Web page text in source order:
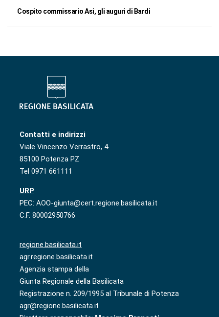
Cospito commissario Asi, gli auguri di Bardi
Contatti e indirizzi
Viale Vincenzo Verrastro, 4
85100 Potenza PZ
Tel 0971 661111
URP
PEC: AOO-giunta@cert.regione.basilicata.it
C.F. 80002950766
regione.basilicata.it
agr.regione.basilicata.it
Agenzia stampa della
Giunta Regionale della Basilicata
Registrazione n. 209/1995 al Tribunale di Potenza
agr@regione.basilicata.it